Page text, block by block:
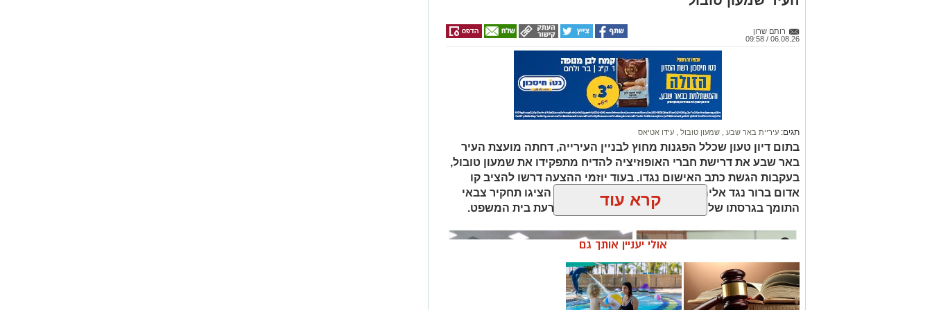
רותם שרון
06.08.26 / 09:58
תגים: עיריית באר שבע שמעון טובול עידו אטיאס
בתום דיון טעון שכלל הפגנות מחוץ לבניין העירייה, דחתה מועצת העיר
באר שבע את דרישת חברי האופוזיציה להדיח מתפקידו את שמעון טובול,
בעקבות הגשת כתב האישום נגדו. בעוד יוזמי ההצעה דרשו להציב קו
אדום ברור נגד אלימות, ראש העיר והיועץ המשפטי הציגו תחקיר צבאי
התומך בגרסתו של טובול, וקבעו כי יש להמתין להכרעת בית המשפט.
קרא עוד
אולי יעניין אותך גם